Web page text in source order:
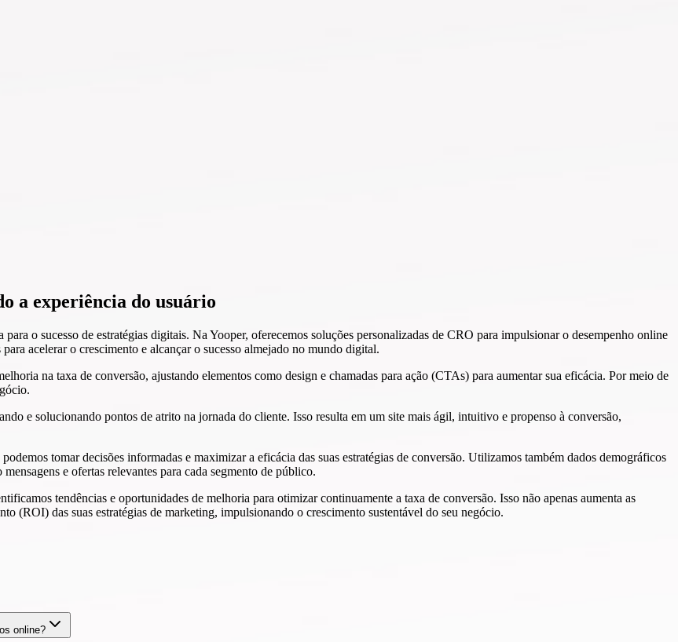
a experiência do usuário
o sucesso de estratégias digitais. Na Yooper, oferecemos soluções personalizadas de CRO para impulsionar o desempenho online
acelerar o crescimento e alcançar o sucesso almejado no mundo digital.
na taxa de conversão, ajustando elementos como design e chamadas para ação (CTAs) para aumentar sua eficácia. Por meio de
e solucionando pontos de atrito na jornada do cliente. Isso resulta em um site mais ágil, intuitivo e propenso à conversão,
tomar decisões informadas e maximizar a eficácia das suas estratégias de conversão. Utilizamos também dados demográficos
e ofertas relevantes para cada segmento de público.
tendências e oportunidades de melhoria para otimizar continuamente a taxa de conversão. Isso não apenas aumenta as
(ROI) das suas estratégias de marketing, impulsionando o crescimento sustentável do seu negócio.
online?